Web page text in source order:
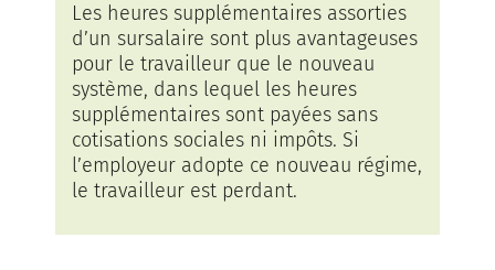
Les heures supplémentaires assorties
d’un sursalaire sont plus avantageuses
pour le travailleur que le nouveau
système, dans lequel les heures
supplémentaires sont payées sans
cotisations sociales ni impôts. Si
l’employeur adopte ce nouveau régime,
le travailleur est perdant.